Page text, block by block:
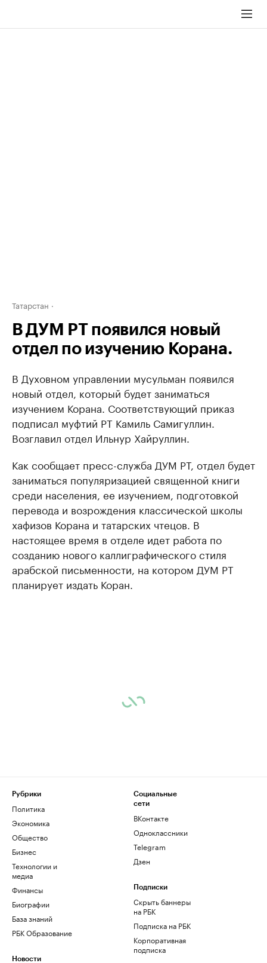
Татарстан
В ДУМ РТ появился новый
отдел по изучению Корана.
В Духовном управлении мусульман появился
новый отдел, который будет заниматься
изучением Корана. Соответствующий приказ
подписал муфтий РТ Камиль Самигуллин.
Возглавил отдел Ильнур Хайруллин.
Как сообщает пресс-служба ДУМ РТ, отдел будет
заниматься популяризацией священной книги
среди населения, ее изучением, подготовкой
перевода и возрождения классической школы
хафизов Корана и татарских чтецов. В
настоящее время в отделе идет работа по
созданию нового каллиграфического стиля
арабской письменности, на котором ДУМ РТ
планирует издать Коран.
Рубрики
Политика
Экономика
Общество
Бизнес
Технологии и
медиа
Финансы
Биографии
База знаний
РБК Образование
Новости
Социальные
сети
ВКонтакте
Одноклассники
Telegram
Дзен
Подписки
Скрыть баннеры
на РБК
Подписка на РБК
Корпоративная
подписка